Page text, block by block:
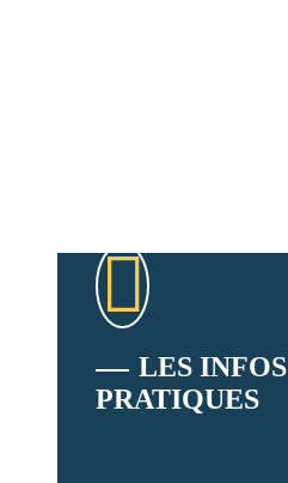
LES INFOS
PRATIQUES